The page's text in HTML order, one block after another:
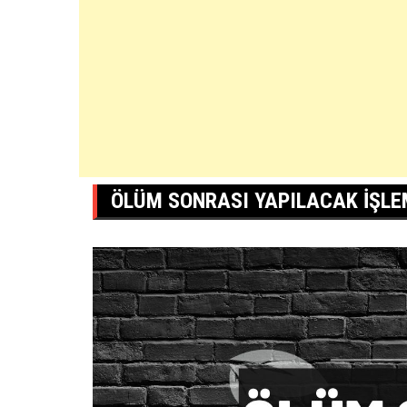
ÖLÜM SONRASI YAPILACAK